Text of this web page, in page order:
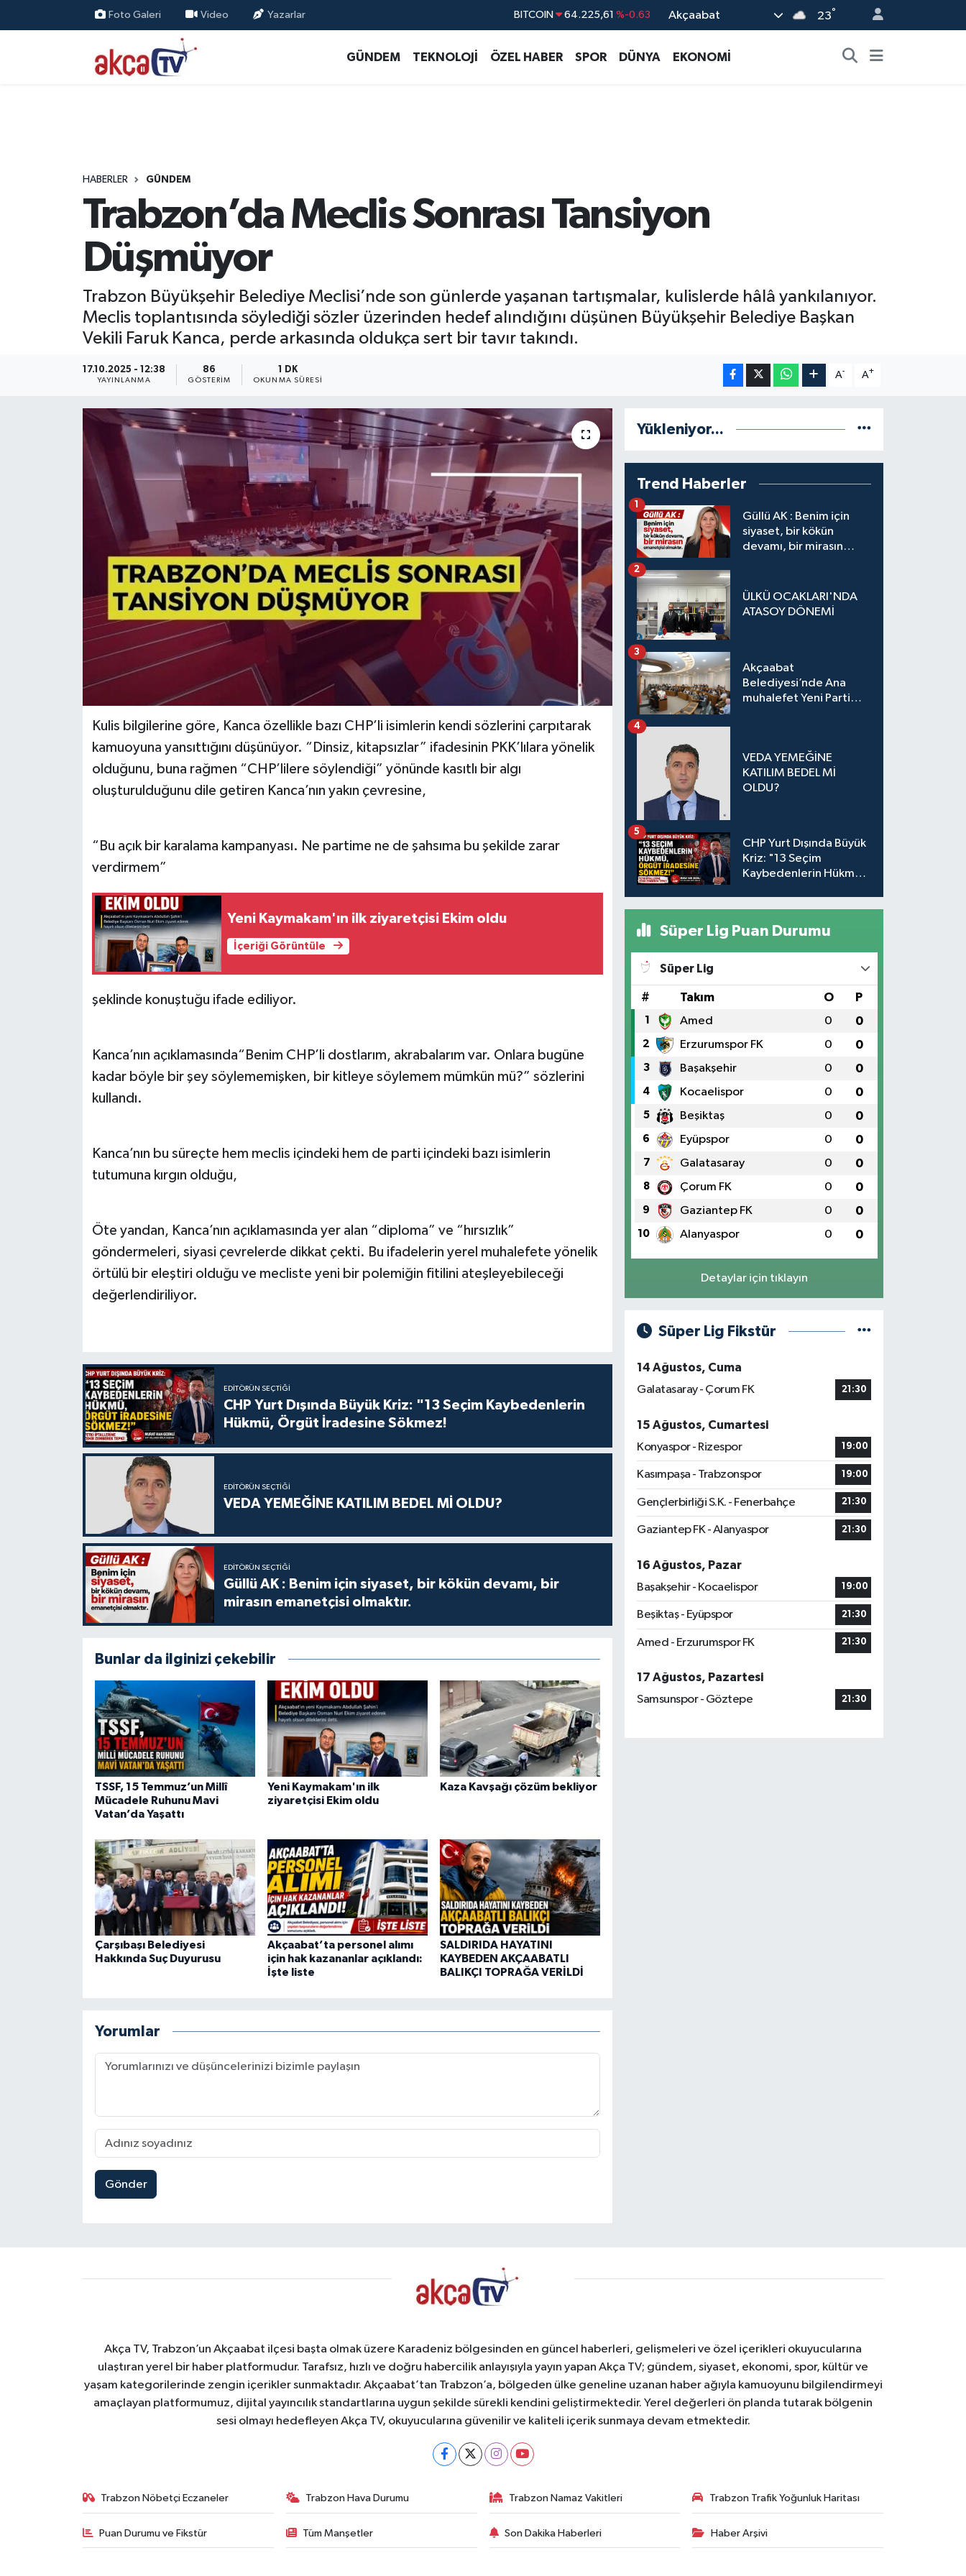
Foto Galeri Video Yazarlar BITCOIN 64.225,61 %-0.63 Akçaabat 23°
GÜNDEM TEKNOLOJİ ÖZEL HABER SPOR DÜNYA EKONOMİ
HABERLER GÜNDEM
Trabzon’da Meclis Sonrası Tansiyon
Düşmüyor
Trabzon Büyükşehir Belediye Meclisi’nde son günlerde yaşanan tartışmalar, kulislerde hâlâ yankılanıyor.
Meclis toplantısında söylediği sözler üzerinden hedef alındığını düşünen Büyükşehir Belediye Başkan
Vekili Faruk Kanca, perde arkasında oldukça sert bir tavır takındı.
17.10.2025 - 12:38
YAYINLANMA
86
GÖSTERIM
1 DK
OKUNMA SÜRESI
A- A+
Kulis bilgilerine göre, Kanca özellikle bazı CHP’li isimlerin kendi sözlerini çarpıtarak
kamuoyuna yansıttığını düşünüyor. “Dinsiz, kitapsızlar” ifadesinin PKK’lılara yönelik
olduğunu, buna rağmen “CHP’lilere söylendiği” yönünde kasıtlı bir algı
oluşturulduğunu dile getiren Kanca’nın yakın çevresine,
“Bu açık bir karalama kampanyası. Ne partime ne de şahsıma bu şekilde zarar
verdirmem”
Yeni Kaymakam'ın ilk ziyaretçisi Ekim oldu
İçeriği Görüntüle
şeklinde konuştuğu ifade ediliyor.
Kanca’nın açıklamasında“Benim CHP’li dostlarım, akrabalarım var. Onlara bugüne
kadar böyle bir şey söylememişken, bir kitleye söylemem mümkün mü?” sözlerini
kullandı.
Kanca’nın bu süreçte hem meclis içindeki hem de parti içindeki bazı isimlerin
tutumuna kırgın olduğu,
Öte yandan, Kanca’nın açıklamasında yer alan “diploma” ve “hırsızlık”
göndermeleri, siyasi çevrelerde dikkat çekti. Bu ifadelerin yerel muhalefete yönelik
örtülü bir eleştiri olduğu ve mecliste yeni bir polemiğin fitilini ateşleyebileceği
değerlendiriliyor.
EDITÖRÜN SEÇTIĞI
CHP Yurt Dışında Büyük Kriz: "13 Seçim Kaybedenlerin
Hükmü, Örgüt İradesine Sökmez!
EDITÖRÜN SEÇTIĞI
VEDA YEMEĞİNE KATILIM BEDEL Mİ OLDU?
EDITÖRÜN SEÇTIĞI
Güllü AK : Benim için siyaset, bir kökün devamı, bir
mirasın emanetçisi olmaktır.
Bunlar da ilginizi çekebilir
TSSF, 15 Temmuz’un Millî
Mücadele Ruhunu Mavi
Vatan’da Yaşattı
Yeni Kaymakam'ın ilk
ziyaretçisi Ekim oldu
Kaza Kavşağı çözüm bekliyor
Çarşıbaşı Belediyesi
Hakkında Suç Duyurusu
Akçaabat’ta personel alımı
için hak kazananlar açıklandı:
İşte liste
SALDIRIDA HAYATINI
KAYBEDEN AKÇAABATLI
BALIKÇI TOPRAĞA VERİLDİ
Yorumlar
Gönder
Yükleniyor...
Trend Haberler
Güllü AK : Benim için
siyaset, bir kökün
devamı, bir mirasın
1
ÜLKÜ OCAKLARI'NDA
ATASOY DÖNEMİ
2
Akçaabat
Belediyesi’nde Ana
muhalefet Yeni Parti
3
VEDA YEMEĞİNE
KATILIM BEDEL Mİ
OLDU?
4
CHP Yurt Dışında Büyük
Kriz: "13 Seçim
Kaybedenlerin Hükmü,
5
Süper Lig Puan Durumu
Süper Lig
# Takım O P
1 Amed 0 0
2 Erzurumspor FK 0 0
3 Başakşehir 0 0
4 Kocaelispor 0 0
5 Beşiktaş 0 0
6 Eyüpspor 0 0
7 Galatasaray 0 0
8 Çorum FK 0 0
9 Gaziantep FK 0 0
10 Alanyaspor 0 0
Detaylar için tıklayın
Süper Lig Fikstür
14 Ağustos, Cuma
Galatasaray - Çorum FK
21:30
15 Ağustos, Cumartesi
Konyaspor - Rizespor
19:00
Kasımpaşa - Trabzonspor 19:00
Gençlerbirliği S.K. - Fenerbahçe 21:30
Gaziantep FK - Alanyaspor 21:30
16 Ağustos, Pazar
Başakşehir - Kocaelispor
19:00
Beşiktaş - Eyüpspor 21:30
Amed - Erzurumspor FK 21:30
17 Ağustos, Pazartesi
Samsunspor - Göztepe
21:30
Akça TV, Trabzon’un Akçaabat ilçesi başta olmak üzere Karadeniz bölgesinden en güncel haberleri, gelişmeleri ve özel içerikleri okuyucularına
ulaştıran yerel bir haber platformudur. Tarafsız, hızlı ve doğru habercilik anlayışıyla yayın yapan Akça TV; gündem, siyaset, ekonomi, spor, kültür ve
yaşam kategorilerinde zengin içerikler sunmaktadır. Akçaabat’tan Trabzon’a, bölgeden ülke geneline uzanan haber ağıyla kamuoyunu bilgilendirmeyi
amaçlayan platformumuz, dijital yayıncılık standartlarına uygun şekilde sürekli kendini geliştirmektedir. Yerel değerleri ön planda tutarak bölgenin
sesi olmayı hedefleyen Akça TV, okuyucularına güvenilir ve kaliteli içerik sunmaya devam etmektedir.
Trabzon Nöbetçi Eczaneler Trabzon Hava Durumu Trabzon Namaz Vakitleri Trabzon Trafik Yoğunluk Haritası
Puan Durumu ve Fikstür Tüm Manşetler Son Dakika Haberleri Haber Arşivi
Trabzon Nöbetçi Eczaneler
Süper Lig Puan Durumu ve Fikstür
Son Dakika Haberleri
Haber Arşivi